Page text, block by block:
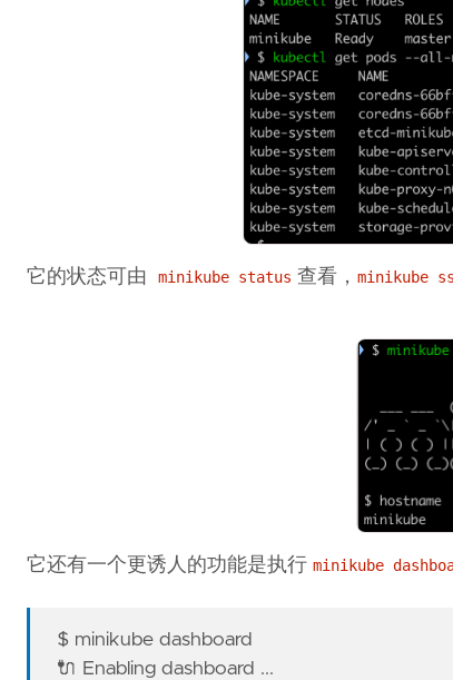
它的状态可由 minikube status 查看， minikube
它还有一个更诱人的功能是执行 minikube
$ minikube dashboard
🔌 Enabling dashboard ...